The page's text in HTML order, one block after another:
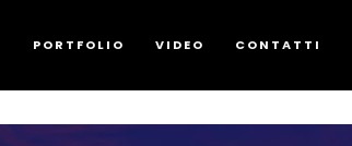
PORTFOLIO VIDEO CONTATTI